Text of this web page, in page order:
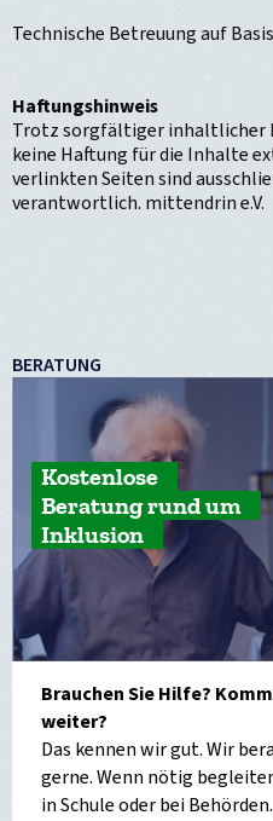
Technische Betreuung auf Basis
Haftungshinweis
Trotz sorgfältiger inhaltlicher
keine Haftung für die Inhalte
verlinkten Seiten sind
verantwortlich. mittendrin e.V.
BERATUNG
Kostenlose
Beratung rund um
Inklusion
Brauchen Sie Hilfe?
weiter?
Das kennen wir gut. Wir
gerne. Wenn nötig
in Schule oder bei Behörden.